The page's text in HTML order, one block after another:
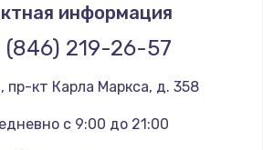
информация
(846) 219-26-57
, пр-кт Карла Маркса, д. 358
с 9:00 до 21:00